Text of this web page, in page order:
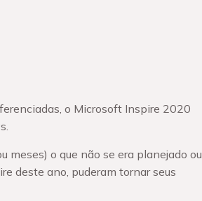
o Microsoft Inspire 2020
meses) o que não se era planejado ou
deste ano, puderam tornar seus